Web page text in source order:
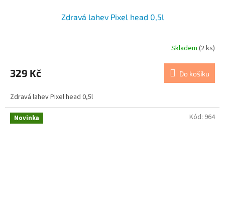
Zdravá lahev Pixel head 0,5l
Skladem (2 ks)
329 Kč Do košíku
Zdravá lahev Pixel head 0,5l
Novinka Kód: 964